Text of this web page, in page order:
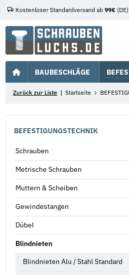
Kostenloser Standardversand ab 99€ (DE)
BAUBESCHLÄGE
Zurück zur Liste Startseite
BEFESTIGUNGSTECHNIK
Schrauben
Metrische Schrauben
Muttern & Scheiben
Gewindestangen
Dübel
Blindnieten
Blindnieten Alu / Stahl Standard